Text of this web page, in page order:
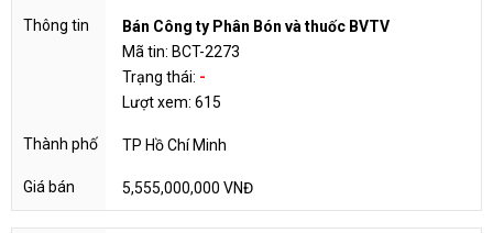
Bán Công ty Phân Bón và thuốc BVTV
Mã tin: BCT-2273
Trạng thái: -
Lượt xem: 615
TP Hồ Chí Minh
5,555,000,000 VNĐ